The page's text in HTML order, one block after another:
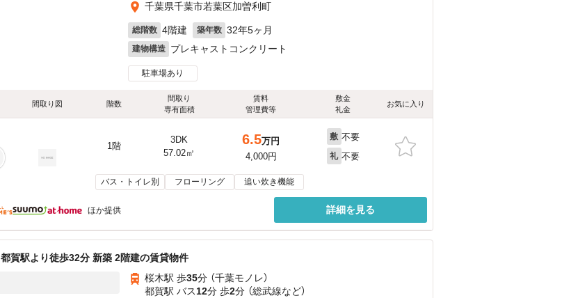
千葉県千葉市若葉区加曽利町
総階数 4階建 築年数 32年5ヶ月
建物構造 プレキャストコンクリート
駐車場あり
間取り図 階数
間取り
専有面積
賃料
管理費等
敷金
礼金
お気に入り
1階
3DK
57.02㎡
6.5万円
4,000円
敷 不要
礼 不要
バス・トイレ別 フローリング 追い炊き機能
ほか提供 詳細を見る
都賀駅より徒歩32分 新築 2階建の賃貸物件
桜木駅 歩35分 （千葉モノレ）
都賀駅 バス12分 歩2分 （総武線など）